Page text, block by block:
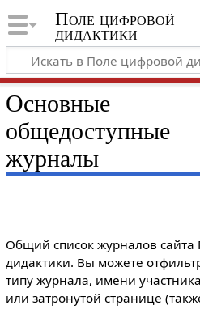
Поле цифровой
дидактики
Основные
общедоступные
журналы
Общий список журналов
дидактики. Вы можете
типу журнала, имени
или затронутой странице